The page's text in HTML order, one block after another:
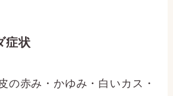
症状
の赤み・かゆみ・白いカス・